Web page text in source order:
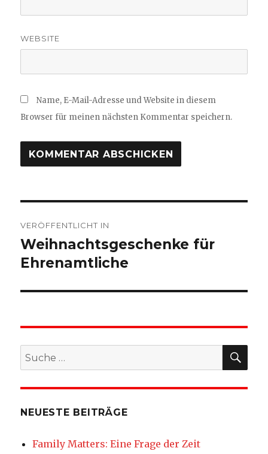
WEBSITE
Name, E-Mail-Adresse und Website in diesem
Browser für meinen nächsten Kommentar speichern.
VERÖFFENTLICHT IN
Weihnachtsgeschenke für
Ehrenamtliche
Suche
nach:
NEUESTE BEITRÄGE
Family Matters: Eine Frage der Zeit